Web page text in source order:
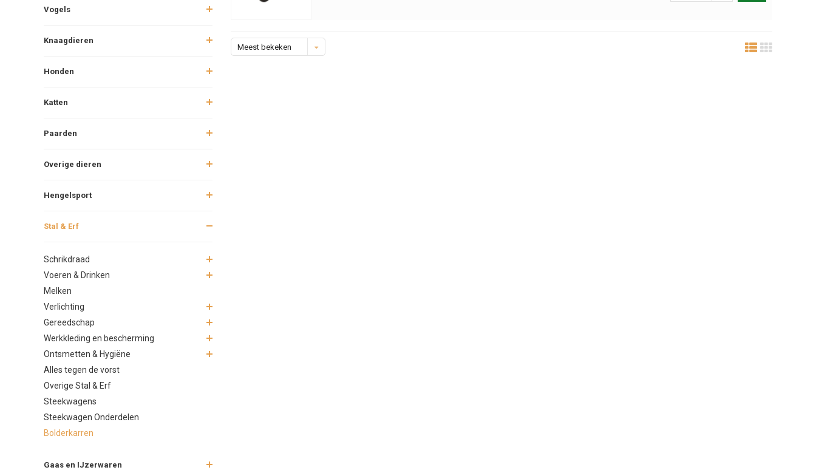
Vogels
Knaagdieren
Honden
Katten
Paarden
Overige dieren
Hengelsport
Stal & Erf
Schrikdraad
Voeren & Drinken
Melken
Verlichting
Gereedschap
Werkkleding en bescherming
Ontsmetten & Hygiëne
Alles tegen de vorst
Overige Stal & Erf
Steekwagens
Steekwagen Onderdelen
Bolderkarren
Gaas en IJzerwaren
Meest bekeken